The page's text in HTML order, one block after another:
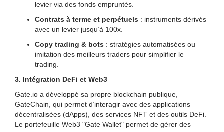
levier via des fonds empruntés.
Contrats à terme et perpétuels : instruments dérivés
avec un levier jusqu’à 100x.
Copy trading & bots : stratégies automatisées ou
imitation des meilleurs traders pour simplifier le
trading.
3. Intégration DeFi et Web3
Gate.io a développé sa propre blockchain publique,
GateChain, qui permet d’interagir avec des applications
décentralisées (dApps), des services NFT et des outils DeFi.
Le portefeuille Web3 "Gate Wallet" permet de gérer des